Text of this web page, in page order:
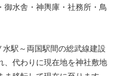
御水舎・神輿庫・社務所・鳥
駅～両国駅間の総武線建設
、代わりに現在地を神社敷地